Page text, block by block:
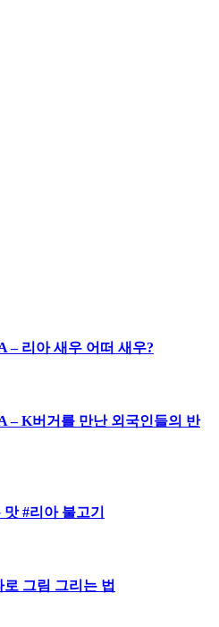
– 리아 새우 어떠 새우?
– K버거를 만난 외국인들의 반
#리아 불고기
그림 그리는 법